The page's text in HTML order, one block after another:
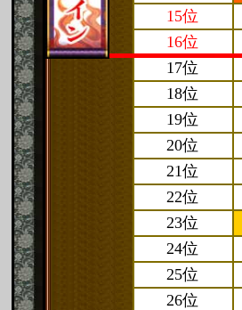
15位
16位
17位
18位
19位
20位
21位
22位
23位
24位
25位
26位